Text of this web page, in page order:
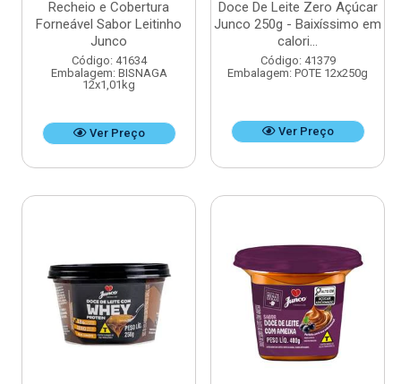
Recheio e Cobertura
Forneável Sabor Leitinho
Junco
Código: 41634
Embalagem: BISNAGA
12x1,01kg
Ver Preço
Doce De Leite Zero Açúcar
Junco 250g - Baixíssimo em
calori...
Código: 41379
Embalagem: POTE 12x250g
Ver Preço